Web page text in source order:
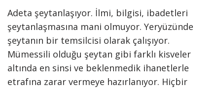
Adeta şeytanlaşıyor. İlmi, bilgisi, ibadetleri
şeytanlaşmasına mani olmuyor. Yeryüzünde
şeytanın bir temsilcisi olarak çalışıyor.
Mümessili olduğu şeytan gibi farklı kisveler
altında en sinsi ve beklenmedik ihanetlerle
etrafına zarar vermeye hazırlanıyor. Hiçbir